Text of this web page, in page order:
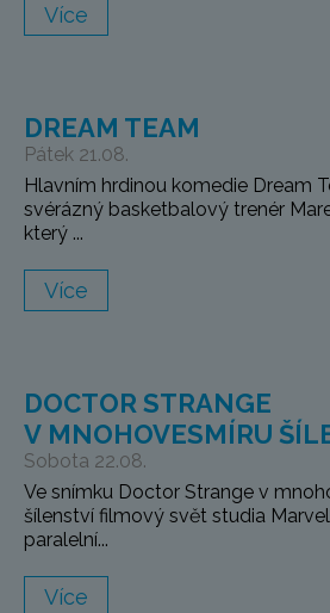
Více
DREAM TEAM
Pátek 21.08.
Hlavním hrdinou komedie Dream
svérázný basketbalový trenér
který ...
Více
DOCTOR STRANGE
V MNOHOVESMÍRU
Sobota 22.08.
Ve snímku Doctor Strange v
šílenství filmový svět studia
paralelní...
Více